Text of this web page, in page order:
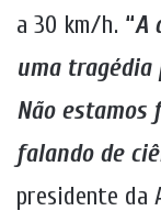
a 30 km/h. “A
uma tragédia
Não estamos
falando de
presidente da